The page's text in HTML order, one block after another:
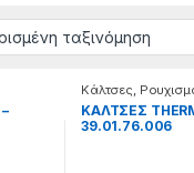
Κάλτσες,
ΚΑΛΤΣΕΣ
39.01.76.006